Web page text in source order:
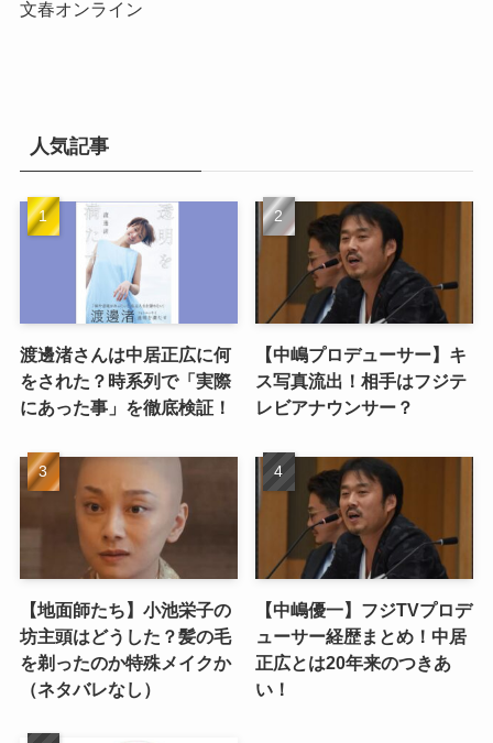
文春オンライン
人気記事
渡邊渚さんは中居正広に何
をされた？時系列で「実際
にあった事」を徹底検証！
【中嶋プロデューサー】キ
ス写真流出！相手はフジテ
レビアナウンサー？
【地面師たち】小池栄子の
坊主頭はどうした？髪の毛
を剃ったのか特殊メイクか
（ネタバレなし）
【中嶋優一】フジTVプロデ
ューサー経歴まとめ！中居
正広とは20年来のつきあ
い！